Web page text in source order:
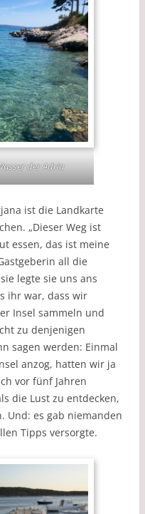
der Adria
ist die Landkarte
„Dieser Weg ist
essen, das ist meine
all die
legte sie uns ans
ihr war, dass wir
Insel sammeln und
zu denjenigen
sagen werden: Einmal
anzog, hatten wir ja
vor fünf Jahren
die Lust zu entdecken,
Und: es gab niemanden
Tipps versorgte.